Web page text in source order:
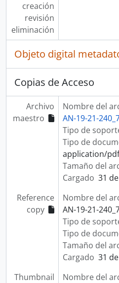
creación
revisión
eliminación
Objeto digital
Copias de Acceso
Archivo
maestro
Nombre del
AN-19-21-
Tipo de
Tipo de
application/pdf
Tamaño del
Cargado 31
Reference
copy
Nombre del
AN-19-21-
Tipo de
Tipo de
Tamaño del
Cargado 31
Thumbnail
Nombre del